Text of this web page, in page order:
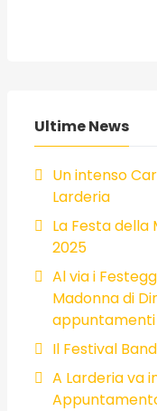
Ultime News
Un intenso
Larderia
La Festa
2025
Al via i
Madonna di
appuntamenti
Il Festival
A Larderia va